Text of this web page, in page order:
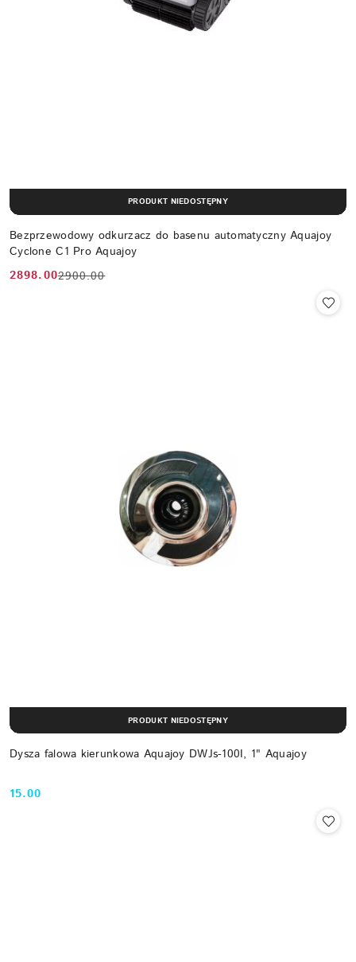
Bezprzewodowy odkurzacz do basenu automatyczny Aquajoy
Cyclone C1 Pro Aquajoy
Cena
2898.00
Cena
2900.00
PRODUKT NIEDOSTĘPNY
Dysza falowa kierunkowa Aquajoy DWJs-100I, 1" Aquajoy
Cena:
15.00
PRODUKT NIEDOSTĘPNY